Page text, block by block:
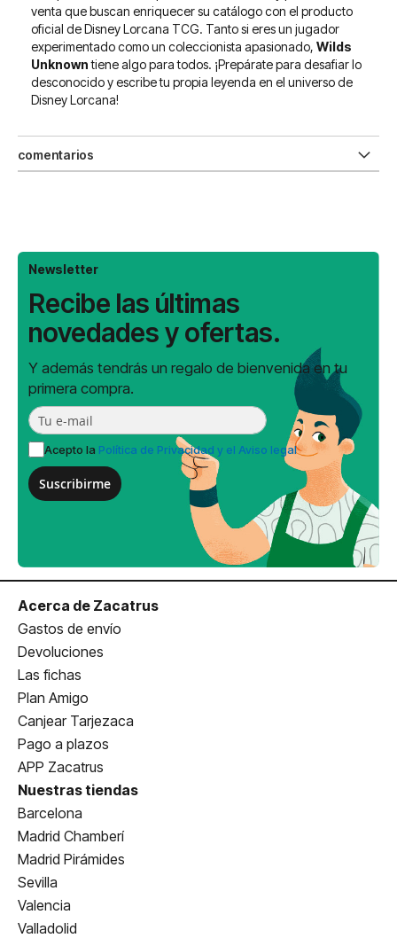
venta que buscan enriquecer su catálogo con el producto
oficial de Disney Lorcana TCG. Tanto si eres un jugador
experimentado como un coleccionista apasionado, Wilds
Unknowntiene algo para todos. ¡Prepárate para desafiar lo
desconocido y escribe tu propia leyenda en el universo de
Disney Lorcana!
comentarios
Newsletter
Recibe las últimas
novedades y ofertas.
Y además tendrás un regalo de bienvenida en tu
primera compra.
Acepto la Política de Privacidad y el Aviso legal
Suscribirme
Acerca de Zacatrus
Gastos de envío
Devoluciones
Las fichas
Plan Amigo
Canjear Tarjezaca
Pago a plazos
APP Zacatrus
Nuestras tiendas
Barcelona
Madrid Chamberí
Madrid Pirámides
Sevilla
Valencia
Valladolid